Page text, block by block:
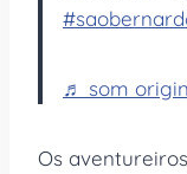
♬ som
Os